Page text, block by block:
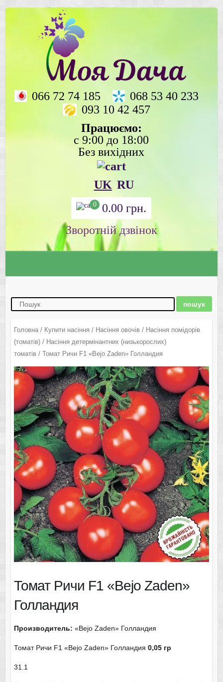
066 72 74 185
068 53 40 233
093 10 42 457
Працюємо:
с 9:00 до 18:00
Без вихідних
UK RU
0 0.00грн.
Зворотній дзвінок
Головна/ Купити насіння / Насіння овочів/ Насіння помідорів
(томатів)/ Насіння детермінантних (низькорослих)
томатів/ Томат Ричи F1 «Bejo Zaden» Голландия
Томат Ричи F1 «Bejo Zaden»
Голландия
Производитель: «Bejo Zaden» Голландия
Томат Ричи F1 «Bejo Zaden» Голландия 0,05 гр
31.1